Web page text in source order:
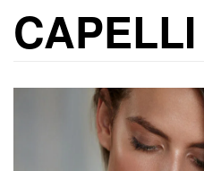
CAPELLI